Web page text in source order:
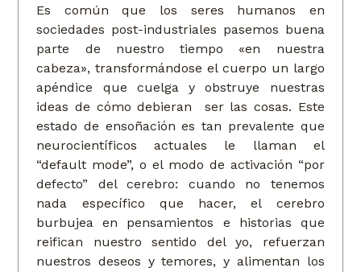
Es común que los seres humanos en
sociedades post-industriales pasemos buena
parte de nuestro tiempo «en nuestra
cabeza», transformándose el cuerpo un largo
apéndice que cuelga y obstruye nuestras
ideas de cómo debieran ser las cosas. Este
estado de ensoñación es tan prevalente que
neurocientíficos actuales le llaman el
“default mode”, o el modo de activación “por
defecto” del cerebro: cuando no tenemos
nada específico que hacer, el cerebro
burbujea en pensamientos e historias que
reifican nuestro sentido del yo, refuerzan
nuestros deseos y temores, y alimentan los